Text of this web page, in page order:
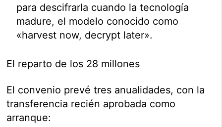
para descifrarla cuando la tecnología
madure, el modelo conocido como
«harvest now, decrypt later».
El reparto de los 28 millones
El convenio prevé tres anualidades, con la
transferencia recién aprobada como
arranque: